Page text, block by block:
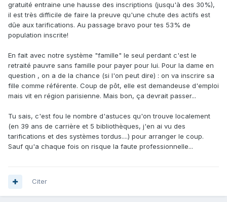
gratuité entraine une hausse des inscriptions (jusqu'à des 30%),
il est très difficile de faire la preuve qu'une chute des actifs est
dûe aux tarifications. Au passage bravo pour tes 53% de
population inscrite!
En fait avec notre système "famille" le seul perdant c'est le
retraité pauvre sans famille pour payer pour lui. Pour la dame en
question , on a de la chance (si l'on peut dire) : on va inscrire sa
fille comme référente. Coup de pôt, elle est demandeuse d'emploi
mais vit en région parisienne. Mais bon, ça devrait passer...
Tu sais, c'est fou le nombre d'astuces qu'on trouve localement
(en 39 ans de carrière et 5 bibliothèques, j'en ai vu des
tarifications et des systèmes tordus....) pour arranger le coup.
Sauf qu'a chaque fois on risque la faute professionnelle...
Citer